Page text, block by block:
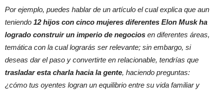
Por ejemplo, puedes hablar de un artículo el cual explica que aun
teniendo 12 hijos con cinco mujeres diferentes Elon Musk ha
logrado construir un imperio de negocios en diferentes áreas,
temática con la cual lograrás ser relevante; sin embargo, si
deseas dar el paso y convertirte en relacionable, tendrías que
trasladar esta charla hacia la gente, haciendo preguntas:
¿cómo tus oyentes logran un equilibrio entre su vida familiar y